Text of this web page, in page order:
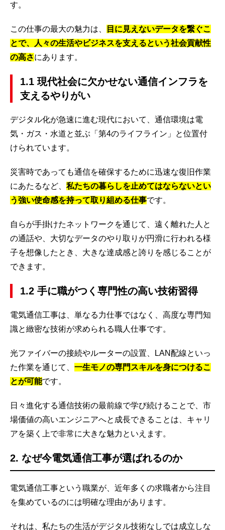
す。
この仕事の最大の魅力は、
目に見えないデータを繋ぐこ
とで、人々の生活やビジネスを支えるという社会貢献性
の高さにあります。
1.1 現代社会に欠かせない通信インフラを
支えるやりがい
デジタル化が急速に進む現代において、通信環境は電
気・ガス・水道と並ぶ「第4のライフライン」と位置付
けられています。
災害時であっても通信を確保するために迅速な復旧作業
にあたるなど、 私たちの暮らしを止めてはならないとい
う強い使命感を持って取り組める仕事です。
自らが手掛けたネットワークを通じて、遠く離れた人と
の通話や、大切なデータのやり取りが円滑に行われる様
子を想像したとき、大きな達成感と誇りを感じることが
できます。
1.2 手に職がつく専門性の高い技術習得
電気通信工事は、単なる力仕事ではなく、高度な専門知
識と緻密な技術が求められる職人仕事です。
光ファイバーの接続やルーターの設置、LAN配線といっ
た作業を通じて、 一生モノの専門スキルを身につけるこ
とが可能です。
日々進化する通信技術の最前線で学び続けることで、市
場価値の高いエンジニアへと成長できることは、キャリ
アを築く上で非常に大きな魅力といえます。
2. なぜ今電気通信工事が選ばれるのか
電気通信工事という職業が、近年多くの求職者から注目
を集めているのには明確な理由があります。
それは、私たちの生活がデジタル技術なしでは成立しな